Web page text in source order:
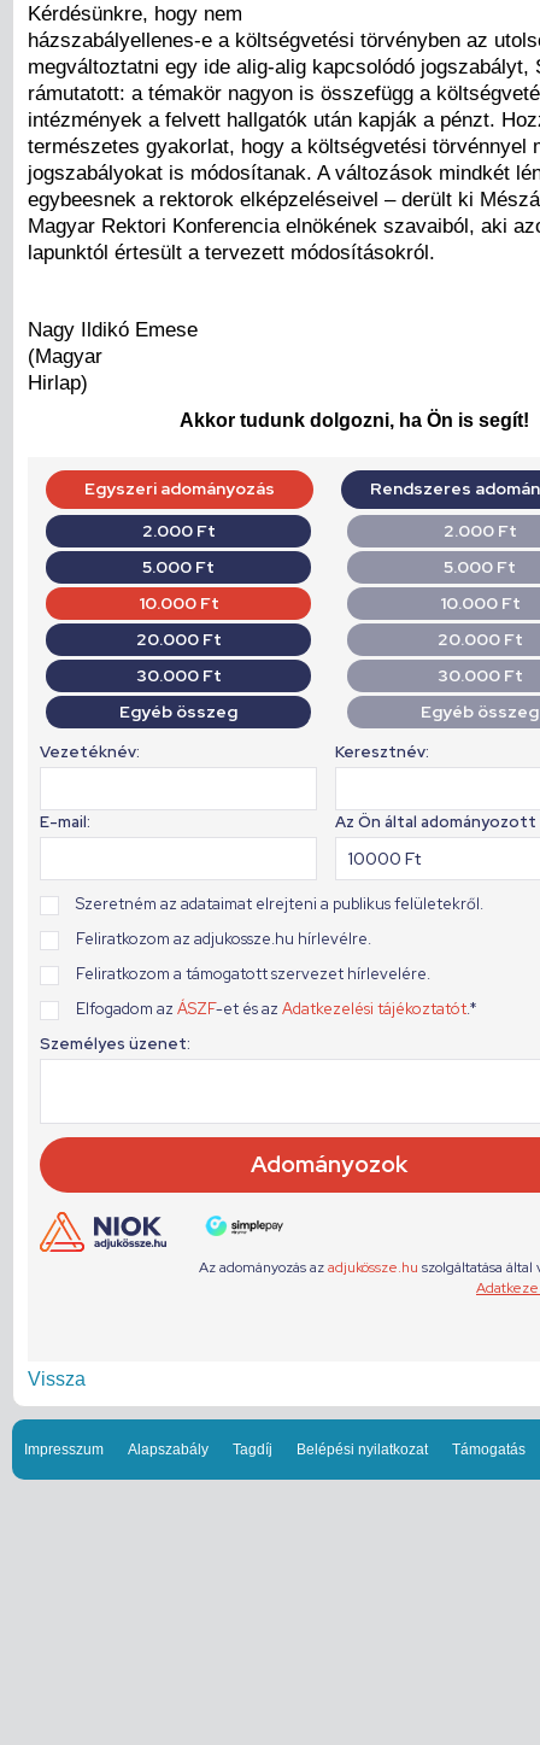
Kérdésünkre, hogy nem
házszabályellenes-e a költségvetési törvényben az
megváltoztatni egy ide alig-alig kapcsolódó jogszabályt,
rámutatott: a témakör nagyon is összefügg a
intézmények a felvett hallgatók után kapják a pénzt.
természetes gyakorlat, hogy a költségvetési törvénnyel
jogszabályokat is módosítanak. A változások mindkét
egybeesnek a rektorok elképzeléseivel – derült ki
Magyar Rektori Konferencia elnökének szavaiból, aki
lapunktól értesült a tervezett módosításokról.
Nagy Ildikó Emese
(Magyar
Hirlap)
Akkor tudunk dolgozni, ha Ön is segít!
Vissza
Impresszum Alapszabály Tagdíj Belépési nyilatkozat Támogatás